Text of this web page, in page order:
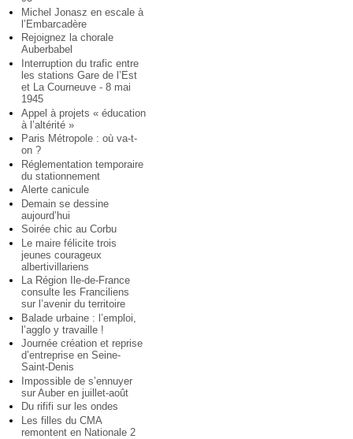
Michel Jonasz en escale à
l’Embarcadère
Rejoignez la chorale
Auberbabel
Interruption du trafic entre
les stations Gare de l’Est
et La Courneuve - 8 mai
1945
Appel à projets « éducation
à l’altérité »
Paris Métropole : où va-t-
on ?
Réglementation temporaire
du stationnement
Alerte canicule
Demain se dessine
aujourd’hui
Soirée chic au Corbu
Le maire félicite trois
jeunes courageux
albertivillariens
La Région Ile-de-France
consulte les Franciliens
sur l’avenir du territoire
Balade urbaine : l’emploi,
l’agglo y travaille !
Journée création et reprise
d’entreprise en Seine-
Saint-Denis
Impossible de s’ennuyer
sur Auber en juillet-août
Du rififi sur les ondes
Les filles du CMA
remontent en Nationale 2